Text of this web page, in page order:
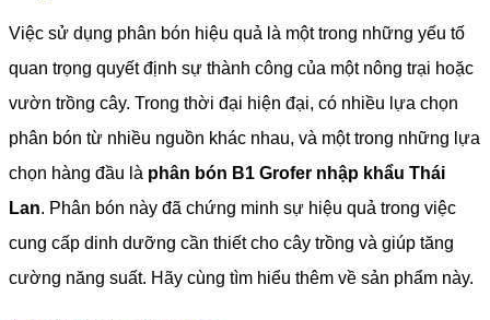
Việc sử dụng phân bón hiệu quả là một trong những yếu tố
quan trọng quyết định sự thành công của một nông trại hoặc
vườn trồng cây. Trong thời đại hiện đại, có nhiều lựa chọn
phân bón từ nhiều nguồn khác nhau, và một trong những lựa
chọn hàng đầu là phân bón B1 Grofer nhập khẩu Thái
Lan. Phân bón này đã chứng minh sự hiệu quả trong việc
cung cấp dinh dưỡng cần thiết cho cây trồng và giúp tăng
cường năng suất. Hãy cùng tìm hiểu thêm về sản phẩm này.